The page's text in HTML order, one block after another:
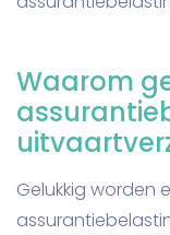
Waarom
Gelukkig worden